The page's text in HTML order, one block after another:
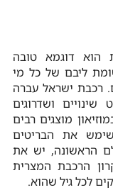
הוא דוגמא טובה
ליבם של כל מי
רכבת ישראל עברה
ושדרוגים
מוצגים רבים
את הבריטים
הראשונה, יש את
הרכבת המצרית
לכל גיל שהוא.